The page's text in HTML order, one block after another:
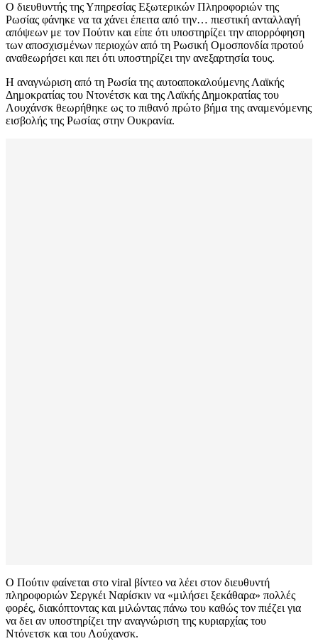
Ο διευθυντής της Υπηρεσίας Εξωτερικών Πληροφοριών της
Ρωσίας φάνηκε να τα χάνει έπειτα από την… πιεστική ανταλλαγή
απόψεων με τον Πούτιν και είπε ότι υποστηρίζει την απορρόφηση
των αποσχισμένων περιοχών από τη Ρωσική Ομοσπονδία προτού
αναθεωρήσει και πει ότι υποστηρίζει την ανεξαρτησία τους.
Η αναγνώριση από τη Ρωσία της αυτοαποκαλούμενης Λαϊκής
Δημοκρατίας του Ντονέτσκ και της Λαϊκής Δημοκρατίας του
Λουχάνσκ θεωρήθηκε ως το πιθανό πρώτο βήμα της αναμενόμενης
εισβολής της Ρωσίας στην Ουκρανία.
Ο Πούτιν φαίνεται στο viral βίντεο να λέει στον διευθυντή
πληροφοριών Σεργκέι Ναρίσκιν να «μιλήσει ξεκάθαρα» πολλές
φορές, διακόπτοντας και μιλώντας πάνω του καθώς τον πιέζει για
να δει αν υποστηρίζει την αναγνώριση της κυριαρχίας του
Ντόνετσκ και του Λούχανσκ.